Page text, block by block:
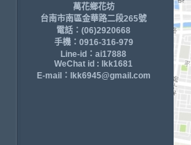
萬花鄉花坊
台南市南區金華路二段265號
電話：(06)2920668
手機：0916-316-979
Line-id：ai17888
WeChat id : lkk1681
E-mail：lkk6945@gmail.com